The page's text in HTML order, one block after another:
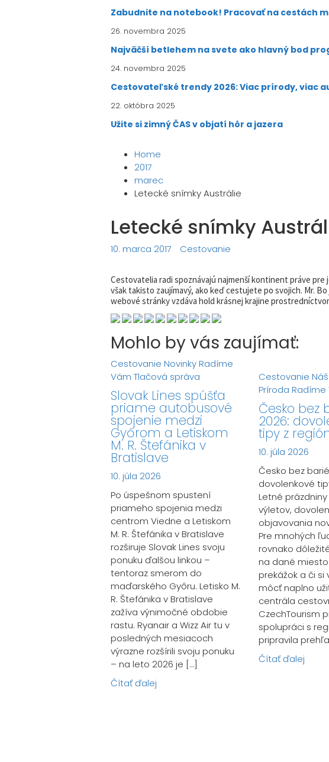
Zabudnite na notebook! Pracovať na cestách
26. novembra 2025
Najväčší betlehem na svete ako hlavný bod
24. novembra 2025
Cestovateľské trendy 2026: Viac prírody, viac
22. októbra 2025
Užite si zimný ČAS v objatí hôr a jazera
Home
2017
marec
Letecké snímky Austrálie
Letecké snímky
10. marca 2017 Cestovanie
Cestovatelia radi spoznávajú najmenší kontinent práve
však takisto zaujímavý, ako keď cestujete po svojich. Mr.
webové stránky vzdáva hold krásnej krajine
Mohlo by vás zaujímať:
Cestovanie NovinkyRadíme
Vám Tlačová správa
Slovak Lines spúšťa
priame autobusové
spojenie medzi
Győrom a Letiskom
M. R. Štefánika v
Bratislave
10. júla 2026
Po úspešnom spustení
priameho spojenia medzi
centrom Viedne a Letiskom
M. R. Štefánika v Bratislave
rozširuje Slovak Lines svoju
ponuku ďalšou linkou –
tentoraz smerom do
maďarského Győru. Letisko M.
R. Štefánika v Bratislave
zažíva výnimočné obdobie
rastu. Ryanair a Wizz Air tu v
posledných mesiacoch
výrazne rozšírili svoju ponuku
– na leto 2026 je […]
Čítať ďalej
Cestovanie
Príroda Radíme
Česko bez
2026:
tipy z
10. júla 2026
Česko bez
dovolenkové
Letné
výletov,
objavovania
Pre mnohých
rovnako
na dané
prekážok a či si
môcť naplno
centrála
CzechTourism
spolupráci s
pripravila
Čítať ďalej